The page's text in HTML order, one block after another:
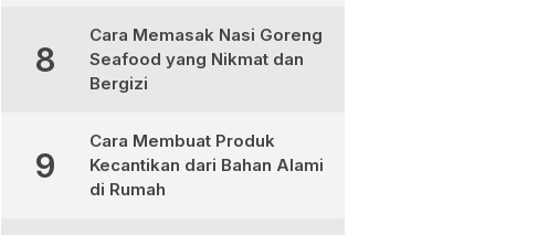
8
Cara Memasak Nasi Goreng
Seafood yang Nikmat dan
Bergizi
9
Cara Membuat Produk
Kecantikan dari Bahan Alami
di Rumah